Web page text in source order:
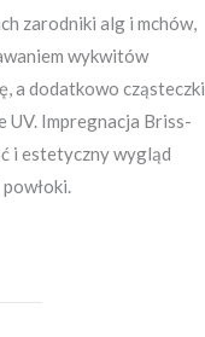
zarodniki alg i mchów,
wykwitów
a dodatkowo cząsteczki
UV. Impregnacja Briss-
i estetyczny wygląd